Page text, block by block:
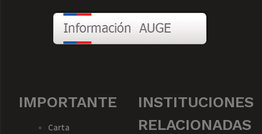
IMPORTANTE
Carta
INSTITUCIONES
RELACIONADAS